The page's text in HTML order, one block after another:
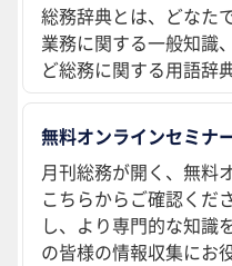
総務辞典とは、どなた
業務に関する一般知識
ど総務に関する用語辞
無料オンラインセミナ
月刊総務が開く、無料
こちらからご確認くだ
し、より専門的な知識
の皆様の情報収集にお